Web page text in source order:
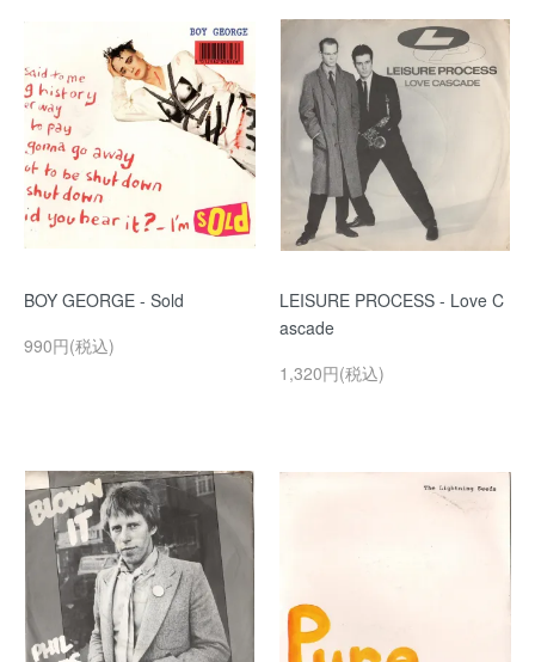
BOY GEORGE - Sold
990円(税込)
LEISURE PROCESS - Love C
ascade
1,320円(税込)